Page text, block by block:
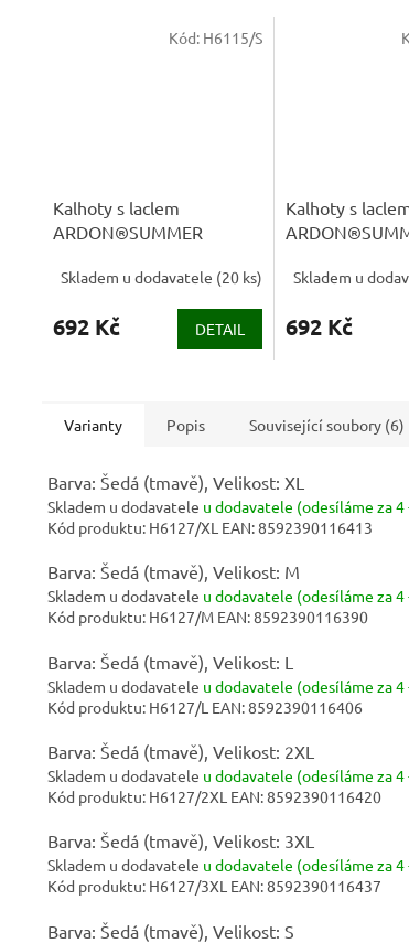
Kalhoty s laclem
ARDON®SUMMER
Skladem u dodavatele (20 ks)
692 Kč DETAIL
Kód: H6115/S
Kalhoty s
Skladem u
692 Kč
Varianty Popis Související soubory (6)
Barva: Šedá (tmavě), Velikost: XL
Skladem u dodavatele u dodavatele (odesíláme za 4
Kód produktu: H6127/XL EAN:8592390116413
Barva: Šedá (tmavě), Velikost: M
Skladem u dodavatele u dodavatele (odesíláme za 4
Kód produktu: H6127/M EAN:8592390116390
Barva: Šedá (tmavě), Velikost: L
Skladem u dodavatele u dodavatele (odesíláme za 4
Kód produktu: H6127/L EAN:8592390116406
Barva: Šedá (tmavě), Velikost: 2XL
Skladem u dodavatele u dodavatele (odesíláme za 4
Kód produktu: H6127/2XL EAN:8592390116420
Barva: Šedá (tmavě), Velikost: 3XL
Skladem u dodavatele u dodavatele (odesíláme za 4
Kód produktu: H6127/3XL EAN:8592390116437
Barva: Šedá (tmavě), Velikost: S